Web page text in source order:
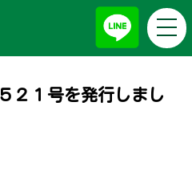
２１号を発行しまし